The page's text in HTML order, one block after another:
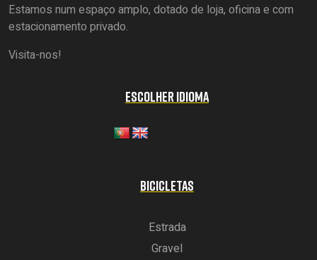
Estamos num espaço amplo, dotado de loja, oficina e com
estacionamento privado.
Visita-nos!
ESCOLHER IDIOMA
BICICLETAS
Estrada
Gravel